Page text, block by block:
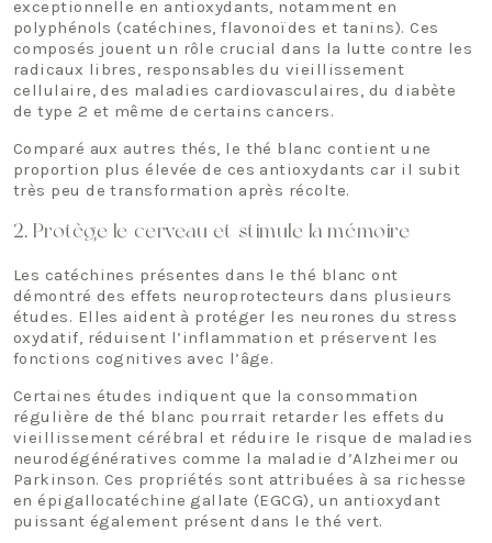
exceptionnelle en antioxydants, notamment en
polyphénols (catéchines, flavonoïdes et tanins). Ces
composés jouent un rôle crucial dans la lutte contre les
radicaux libres, responsables du vieillissement
cellulaire, des maladies cardiovasculaires, du diabète
de type 2 et même de certains cancers.
Comparé aux autres thés, le thé blanc contient une
proportion plus élevée de ces antioxydants car il subit
très peu de transformation après récolte.
2. Protège le cerveau et stimule la mémoire
Les catéchines présentes dans le thé blanc ont
démontré des effets neuroprotecteurs dans plusieurs
études. Elles aident à protéger les neurones du stress
oxydatif, réduisent l’inflammation et préservent les
fonctions cognitives avec l’âge.
Certaines études indiquent que la consommation
régulière de thé blanc pourrait retarder les effets du
vieillissement cérébral et réduire le risque de maladies
neurodégénératives comme la maladie d’Alzheimer ou
Parkinson. Ces propriétés sont attribuées à sa richesse
en épigallocatéchine gallate (EGCG), un antioxydant
puissant également présent dans le thé vert.